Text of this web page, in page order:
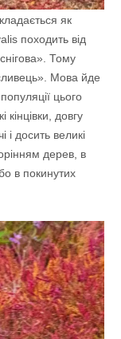
як
походить від
Тому
Мова йде
цього
кінцівки, довгу
і досить великі
дерев, в
в покинутих